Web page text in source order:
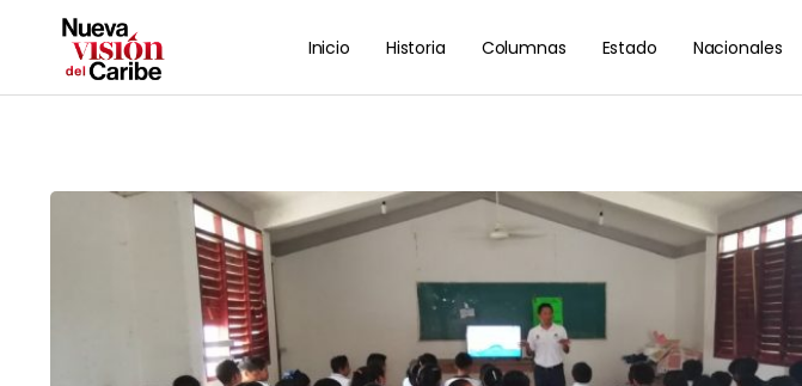
Inicio Historia Columnas Estado Nacionales